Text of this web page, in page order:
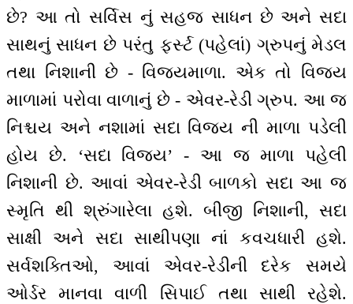
છે? આ તો સર્વિસ નું સહજ સાધન છે અને સદા
સાથનું સાધન છે પરંતુ ફર્સ્ટ (પહેલાં) ગ્રુપનું મેડલ
તથા નિશાની છે - વિજયમાળા. એક તો વિજય
માળામાં પરોવા વાળાનું છે - એવર-રેડી ગ્રુપ. આ જ
નિશ્ચય અને નશામાં સદા વિજય ની માળા પડેલી
હોય છે. ‘સદા વિજય’ - આ જ માળા પહેલી
નિશાની છે. આવાં એવર-રેડી બાળકો સદા આ જ
સ્મૃતિ થી શ્રુંગારેલા હશે. બીજી નિશાની, સદા
સાક્ષી અને સદા સાથીપણા નાં કવચધારી હશે.
સર્વશક્તિઓ, આવાં એવર-રેડીની દરેક સમયે
ઓર્ડર માનવા વાળી સિપાઈ તથા સાથી રહેશે.